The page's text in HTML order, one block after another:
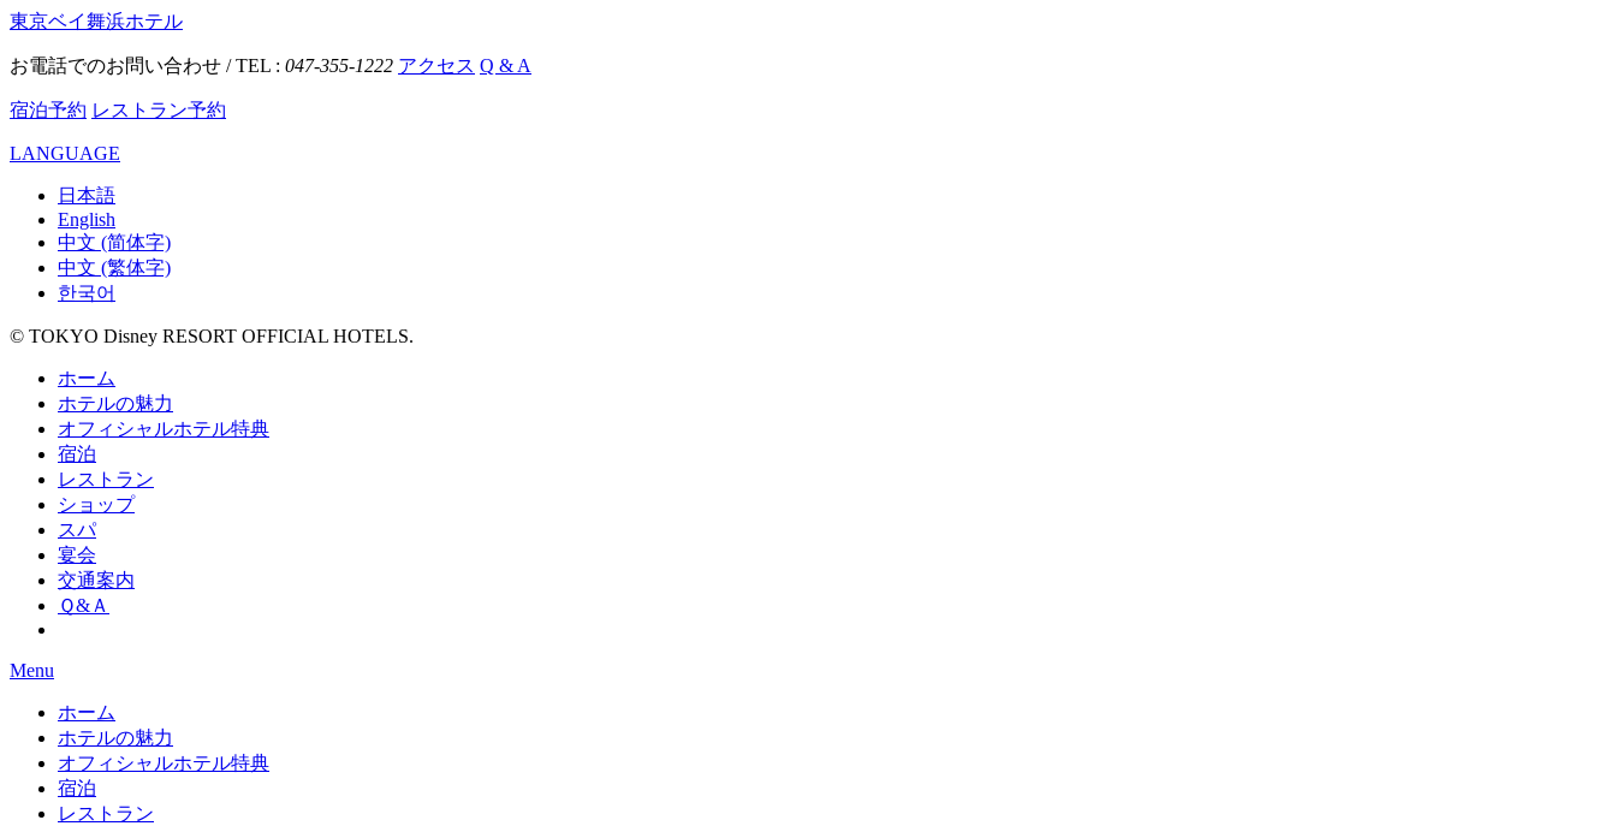
東京ベイ舞浜ホテル
お電話でのお問い合わせ / TEL : 047-355-1222 アクセス Q & A
宿泊予約 レストラン予約
LANGUAGE
日本語
English
中文 (简体字)
中文 (繁体字)
한국어
© TOKYO Disney RESORT OFFICIAL HOTELS.
ホーム
ホテルの魅力
オフィシャルホテル特典
宿泊
レストラン
ショップ
スパ
宴会
交通案内
Ｑ&Ａ
Menu
ホーム
ホテルの魅力
オフィシャルホテル特典
宿泊
レストラン